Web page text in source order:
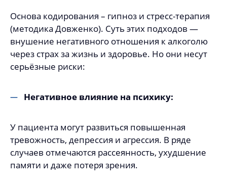
Основа кодирования – гипноз и стресс-терапия
(методика Довженко). Суть этих подходов —
внушение негативного отношения к алкоголю
через страх за жизнь и здоровье. Но они несут
серьёзные риски:
Негативное влияние на психику:
У пациента могут развиться повышенная
тревожность, депрессия и агрессия. В ряде
случаев отмечаются рассеянность, ухудшение
памяти и даже потеря зрения.